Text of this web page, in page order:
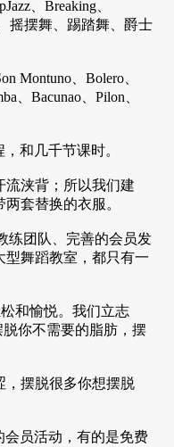
、Breaking、
摇摆舞、踢踏舞、爵士
Montuno、Bolero、
、Bacunao、Pilon、
和几千节课时。
流浃背；所以我们建
套替换的衣服。
练团队、完善的会员发
型舞蹈教室，都只有一
和愉悦。我们立志
你不需要的脂肪，摆
，摆脱很多你想摆脱
会员活动，有的是免费